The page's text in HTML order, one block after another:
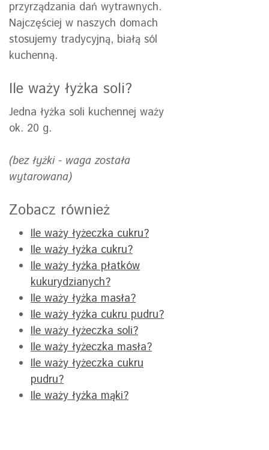
przyrządzania dań wytrawnych.
Najczęściej w naszych domach
stosujemy tradycyjną, białą sól
kuchenną.
Ile waży łyżka soli?
Jedna łyżka soli kuchennej waży
ok. 20 g.
(bez łyżki - waga została
wytarowana)
Zobacz również
Ile waży łyżeczka cukru?
Ile waży łyżka cukru?
Ile waży łyżka płatków
kukurydzianych?
Ile waży łyżka masła?
Ile waży łyżka cukru pudru?
Ile waży łyżeczka soli?
Ile waży łyżeczka masła?
Ile waży łyżeczka cukru
pudru?
Ile waży łyżka mąki?